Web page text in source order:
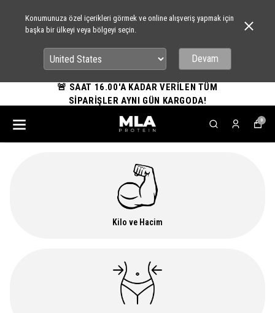
Konumunuza özel içerikleri görmek ve online alışveriş yapmak için
başka bir ülkeyi veya bölgeyi seçin.
Devam
🚨 SAAT 16.00'A KADAR VERİLEN TÜM
SİPARİŞLER AYNI GÜN KARGODA!
0
Kilo ve Hacim